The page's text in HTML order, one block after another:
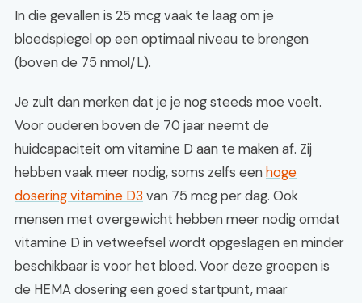
In die gevallen is 25 mcg vaak te laag om je
bloedspiegel op een optimaal niveau te brengen
(boven de 75 nmol/L).
Je zult dan merken dat je je nog steeds moe voelt.
Voor ouderen boven de 70 jaar neemt de
huidcapaciteit om vitamine D aan te maken af. Zij
hebben vaak meer nodig, soms zelfs eenhoge
dosering vitamine D3van 75 mcg per dag. Ook
mensen met overgewicht hebben meer nodig omdat
vitamine D in vetweefsel wordt opgeslagen en minder
beschikbaar is voor het bloed. Voor deze groepen is
de HEMA dosering een goed startpunt, maar